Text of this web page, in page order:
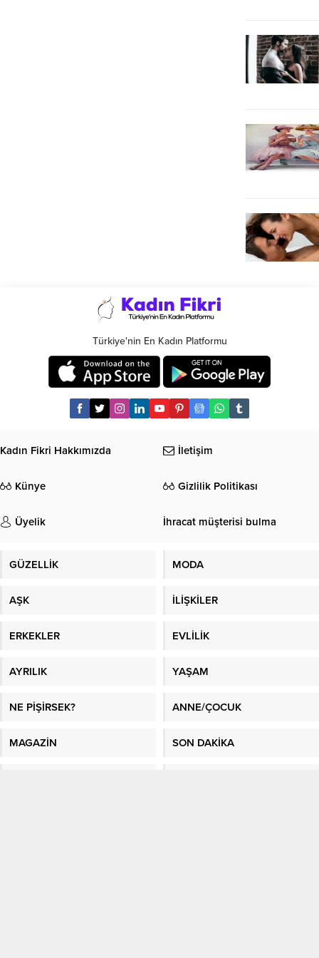
Türkiye'nin En Kadın Platformu
Kadın Fikri Hakkımızda İletişim
Künye Gizlilik Politikası
Üyelik İhracat müşterisi bulma
GÜZELLİK MODA
AŞK İLİŞKİLER
ERKEKLER EVLİLİK
AYRILIK YAŞAM
NE PİŞİRSEK? ANNE/ÇOCUK
MAGAZİN SON DAKİKA